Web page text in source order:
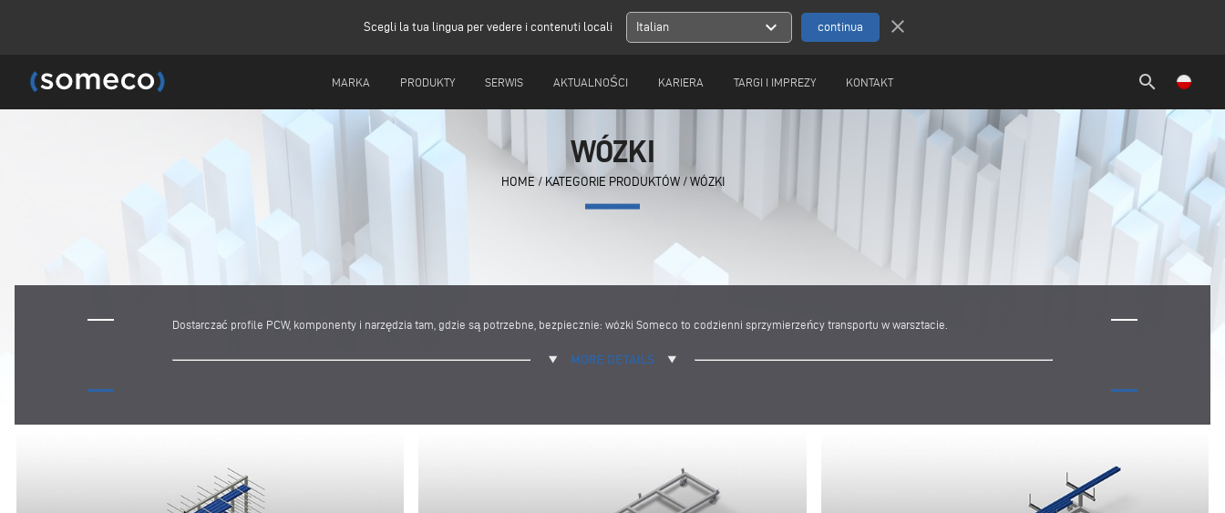
Scegli la tua lingua per vedere i contenuti locali Italian expand_more close
MARKA PRODUKTY SERWIS AKTUALNOŚCI KARIERA TARGI I IMPREZY KONTAKT search
WÓZKI
HOME / KATEGORIE PRODUKTÓW/ WÓZKI
Dostarczać profile PCW, komponenty i narzędzia tam, gdzie są potrzebne, bezpiecznie: wózki Someco to codzienni sprzymierzeńcy transportu w warsztacie.